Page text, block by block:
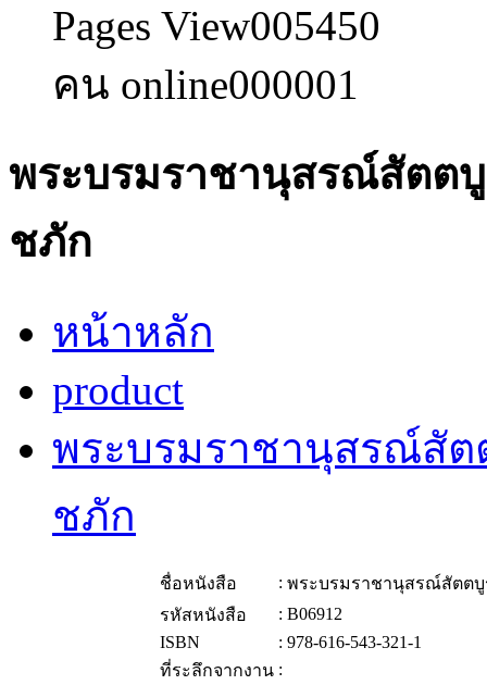
Pages View005450
คน online000001
พระบรมราชานุสรณ์สัตต
ชภัก
หน้าหลัก
product
พระบรมราชานุสรณ์สัต
ชภัก
ชื่อหนังสือ : พระบรมราชานุสรณ์สัตต
รหัสหนังสือ
: B06912
ISBN
: 978-616-543-321-1
ที่ระลึกจากงาน :